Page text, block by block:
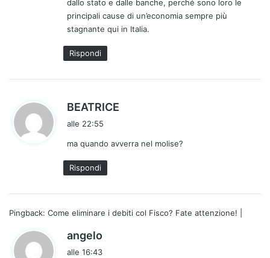
t
t
o
:
dallo stato e dalle banche, perché sono loro le
principali cause di un’economia sempre più
stagnante qui in Italia.
Rispondi
BEATRICE
e
alle 22:55
ma quando avverra nel molise?
Rispondi
Pingback: Come eliminare i debiti col Fisco? Fate attenzione! |
angelo
alle 16:43